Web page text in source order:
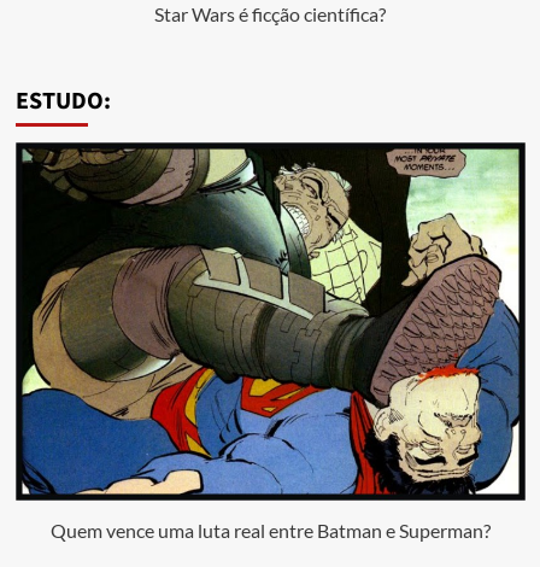
Star Wars é ficção científica?
ESTUDO:
Quem vence uma luta real entre Batman e Superman?